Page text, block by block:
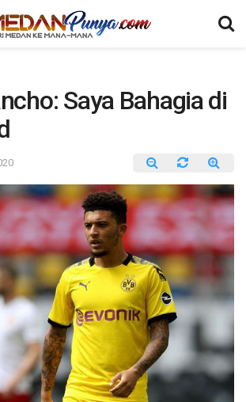
Saya Bahagia di